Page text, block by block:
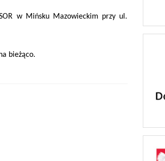
w Mińsku Mazowieckim przy ul.
bieżąco.